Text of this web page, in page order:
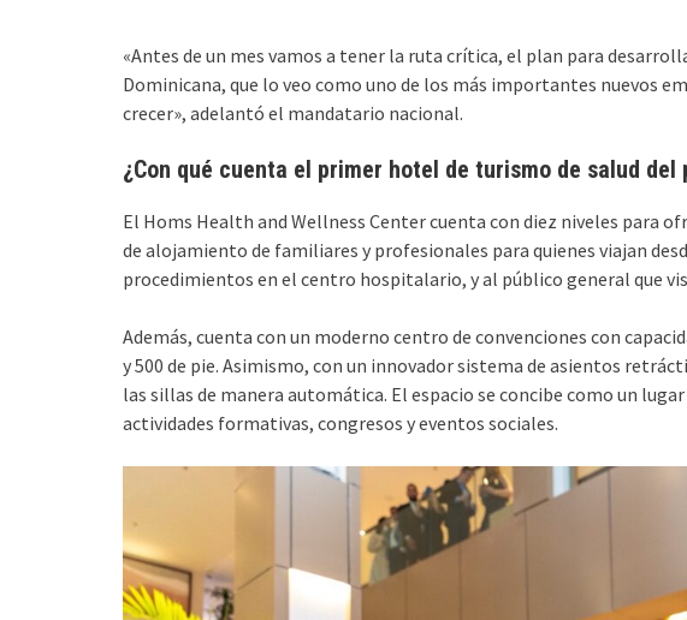
«Antes de un mes vamos a tener la ruta crítica, el plan para
Dominicana, que lo veo como uno de los más importantes nuevos
crecer», adelantó el mandatario nacional.
¿Con qué cuenta el primer hotel de turismo de salud del
El Homs Health and Wellness Center cuenta con diez niveles para
de alojamiento de familiares y profesionales para quienes viajan
procedimientos en el centro hospitalario, y al público general que
Además, cuenta con un moderno centro de convenciones con
y 500 de pie. Asimismo, con un innovador sistema de asientos
las sillas de manera automática. El espacio se concibe como un
actividades formativas, congresos y eventos sociales.